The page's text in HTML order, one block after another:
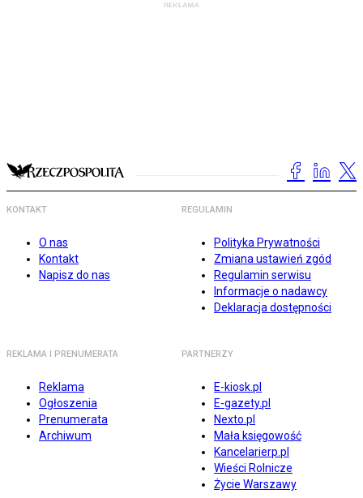
KONTAKT
O nas
Kontakt
Napisz do nas
REGULAMIN
Polityka Prywatności
Zmiana ustawień zgód
Regulamin serwisu
Informacje o nadawcy
Deklaracja dostępności
REKLAMA I PRENUMERATA
Reklama
Ogłoszenia
Prenumerata
Archiwum
PARTNERZY
E-kiosk.pl
E-gazety.pl
Nexto.pl
Mała księgowość
Kancelarierp.pl
Wieści Rolnicze
Życie Warszawy